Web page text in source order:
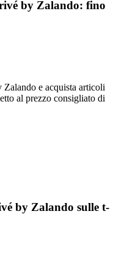
by Zalando: fino
e acquista articoli
al prezzo consigliato di
by Zalando sulle t-